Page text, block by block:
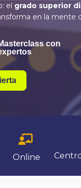
el grado superior
en la mente
con
Online